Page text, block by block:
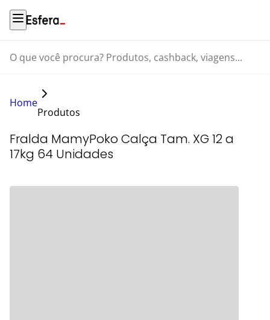
O que você procura? Produtos, cashback, viagens...
Home
Produtos
Fralda MamyPoko Calça Tam. XG 12 a
17kg 64 Unidades